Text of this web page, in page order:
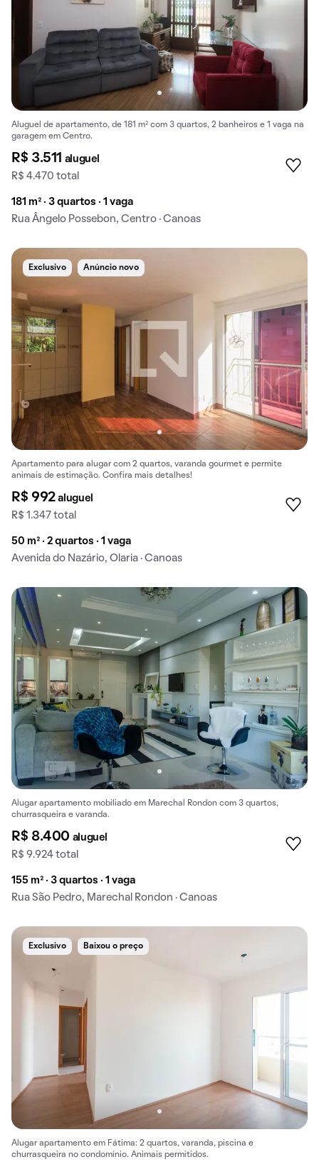
Aluguel de apartamento, de 181 m² com 3 quartos, 2 banheiros e 1 vaga na
garagem em Centro.
R$ 3.511 aluguel
R$ 4.470 total
181 m² · 3 quartos · 1 vaga
Rua Ângelo Possebon, Centro · Canoas
Exclusivo Anúncio novo
Apartamento para alugar com 2 quartos, varanda gourmet e permite
animais de estimação. Confira mais detalhes!
R$ 992aluguel
R$ 1.347 total
50 m² · 2 quartos · 1 vaga
Avenida do Nazário, Olaria · Canoas
Alugar apartamento mobiliado em Marechal Rondon com 3 quartos,
churrasqueira e varanda.
R$ 8.400 aluguel
R$ 9.924 total
155 m² · 3 quartos · 1 vaga
Rua São Pedro, Marechal Rondon · Canoas
Exclusivo Baixou o preço
Alugar apartamento em Fátima: 2 quartos, varanda, piscina e
churrasqueira no condomínio. Animais permitidos.